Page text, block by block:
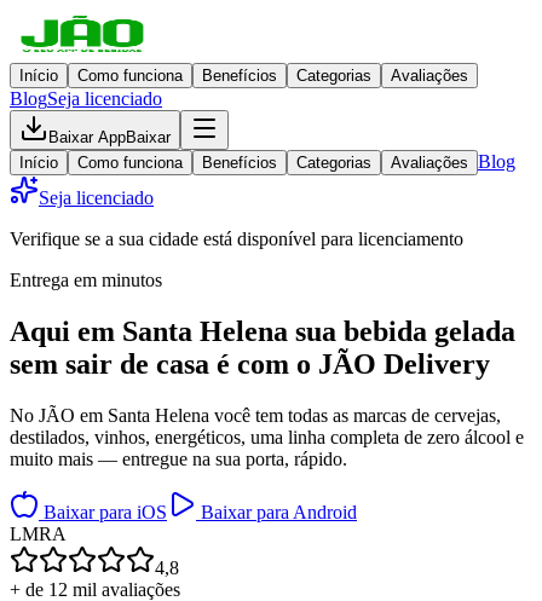
Início Como funciona Benefícios Categorias Avaliações
BlogSeja licenciado
Baixar AppBaixar
Início
Como funciona Benefícios Categorias Avaliações Blog
Seja licenciado
Verifique se a sua cidade está disponível para licenciamento
Entrega em minutos
Aqui em Santa Helena sua bebida gelada
sem sair de casa é com o JÃO Delivery
No JÃO em Santa Helena você tem todas as marcas de cervejas,
destilados, vinhos, energéticos, uma linha completa de zero álcool e
muito mais — entregue na sua porta, rápido.
Baixar para iOS
Baixar para Android
LMRA
4,8
+ de 12 mil avaliações